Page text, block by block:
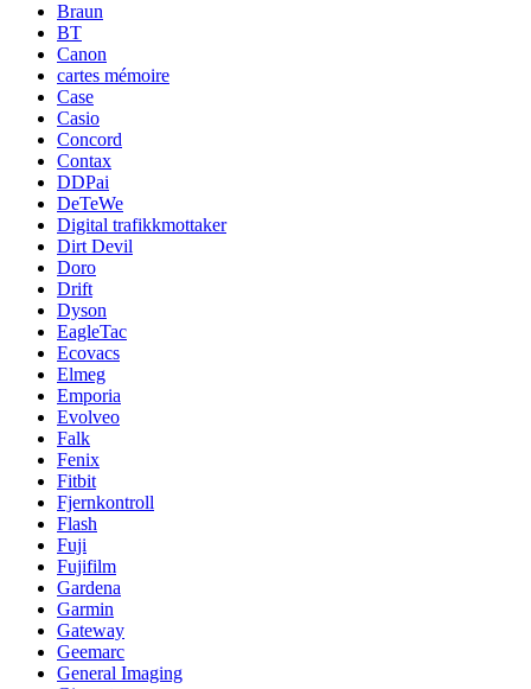
Braun
BT
Canon
cartes mémoire
Case
Casio
Concord
Contax
DDPai
DeTeWe
Digital trafikkmottaker
Dirt Devil
Doro
Drift
Dyson
EagleTac
Ecovacs
Elmeg
Emporia
Evolveo
Falk
Fenix
Fitbit
Fjernkontroll
Flash
Fuji
Fujifilm
Gardena
Garmin
Gateway
Geemarc
General Imaging